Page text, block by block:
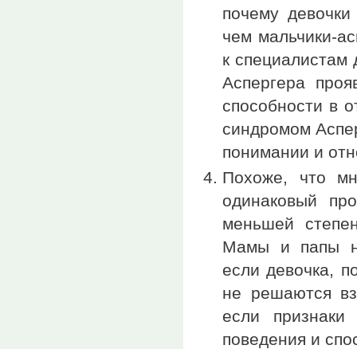
почему
чем мальчики-
к
Аспергера
способности в
синдромом
понимании и
Похоже, что
одинаковый
меньшей
Мамы и папы
если девочка,
не решаются
если
поведения и